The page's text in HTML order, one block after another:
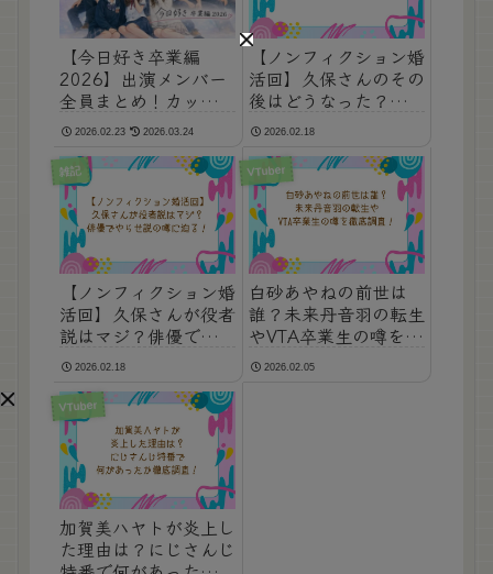
【今日好き卒業編
2026】出演メンバー
全員まとめ！カップル
成立も大胆予想してみ
た！
2026.02.23 2026.03.24
【ノンフィクション婚
活回】久保さんのその
後はどうなった？彼女
ゲットや結婚の続報を
調査！
2026.02.18
雑記
【ノンフィクション婚
活回】久保さんが役者
説はマジ？俳優でやら
せ説の噂に迫る！
2026.02.18
VTuber
白砂あやねの前世は
誰？未来丹音羽の転生
やVTA卒業生の噂を徹
底調査！
2026.02.05
VTuber
加賀美ハヤトが炎上し
た理由は？にじさんじ